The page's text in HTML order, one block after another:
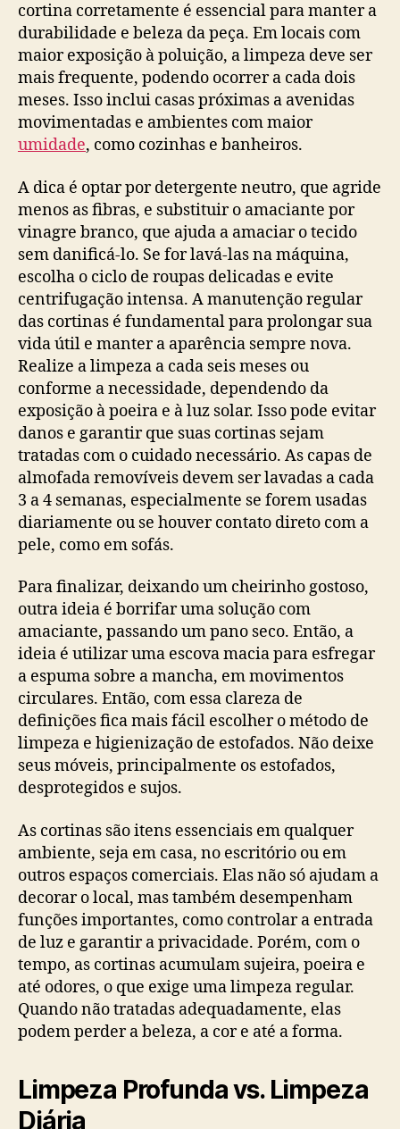
cortina corretamente é essencial para manter a
durabilidade e beleza da peça. Em locais com
maior exposição à poluição, a limpeza deve ser
mais frequente, podendo ocorrer a cada dois
meses. Isso inclui casas próximas a avenidas
movimentadas e ambientes com maior
umidade, como cozinhas e banheiros.
A dica é optar por detergente neutro, que agride
menos as fibras, e substituir o amaciante por
vinagre branco, que ajuda a amaciar o tecido
sem danificá-lo. Se for lavá-las na máquina,
escolha o ciclo de roupas delicadas e evite
centrifugação intensa. A manutenção regular
das cortinas é fundamental para prolongar sua
vida útil e manter a aparência sempre nova.
Realize a limpeza a cada seis meses ou
conforme a necessidade, dependendo da
exposição à poeira e à luz solar. Isso pode evitar
danos e garantir que suas cortinas sejam
tratadas com o cuidado necessário. As capas de
almofada removíveis devem ser lavadas a cada
3 a 4 semanas, especialmente se forem usadas
diariamente ou se houver contato direto com a
pele, como em sofás.
Para finalizar, deixando um cheirinho gostoso,
outra ideia é borrifar uma solução com
amaciante, passando um pano seco. Então, a
ideia é utilizar uma escova macia para esfregar
a espuma sobre a mancha, em movimentos
circulares. Então, com essa clareza de
definições fica mais fácil escolher o método de
limpeza e higienização de estofados. Não deixe
seus móveis, principalmente os estofados,
desprotegidos e sujos.
As cortinas são itens essenciais em qualquer
ambiente, seja em casa, no escritório ou em
outros espaços comerciais. Elas não só ajudam a
decorar o local, mas também desempenham
funções importantes, como controlar a entrada
de luz e garantir a privacidade. Porém, com o
tempo, as cortinas acumulam sujeira, poeira e
até odores, o que exige uma limpeza regular.
Quando não tratadas adequadamente, elas
podem perder a beleza, a cor e até a forma.
Limpeza Profunda vs. Limpeza
Diária